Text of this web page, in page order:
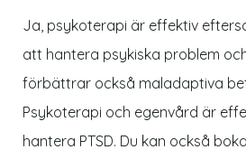
Ja, psykoterapi är effektiv
att hantera psykiska problem
förbättrar också maladaptiva
Psykoterapi och egenvård är
hantera PTSD. Du kan också